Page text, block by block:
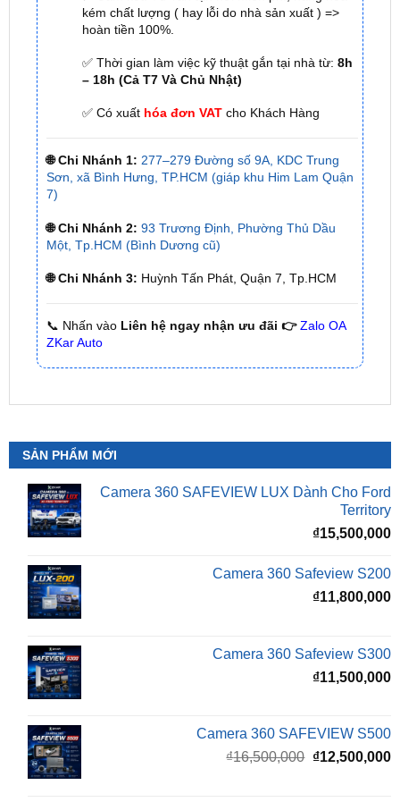
✅ Tới nâng cấp, lắp đặt tận nơi tại Tp.HCM và
các tỉnh lân cận
✅ Cam kết: Tư vấn tận nơi miễn phí, hàng hóa
kém chất lượng ( hay lỗi do nhà sản xuất ) =>
✅ Có xuấthóa đơn VATcho Khách Hàng
🌐 Chi Nhánh 1: 277–279 Đường số 9A, KDC Trung
Sơn, xã Bình Hưng, TP.HCM (giáp khu Him Lam Quận
🌐 Chi Nhánh 3:
SẢN PHẨM MỚI
Territory
₫15,500,000
Camera 360 Safeview S200
₫ 11,800,000
Camera 360 Safeview S300
₫11,500,000